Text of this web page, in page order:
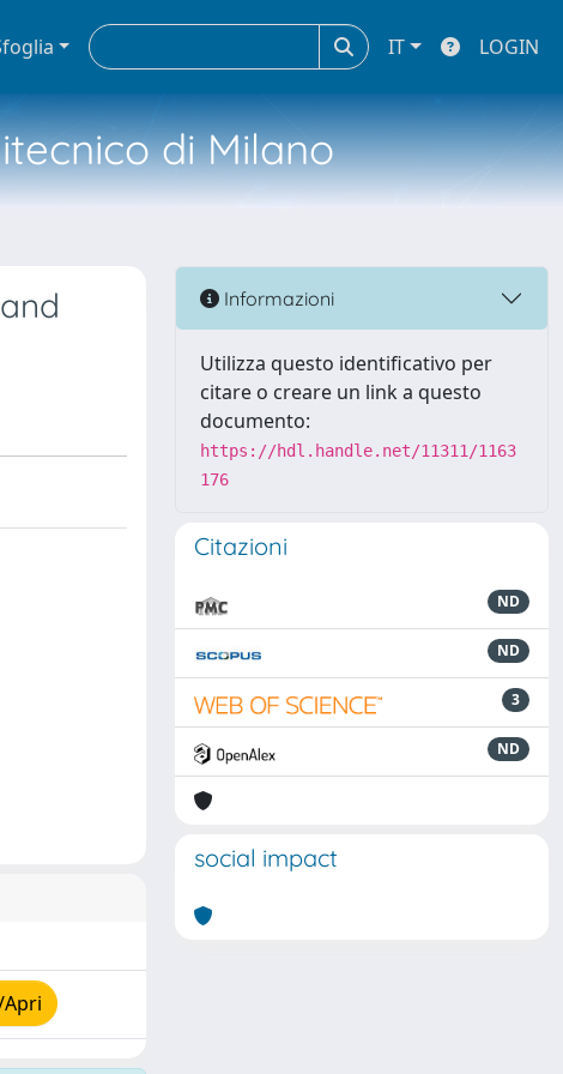
IT LOGIN
di Milano
Apri
Informazioni
Utilizza questo identificativo per
citare o creare un link a questo
documento:
https://hdl.handle.net/11311/1163
176
Citazioni
ND
ND
3
ND
social impact